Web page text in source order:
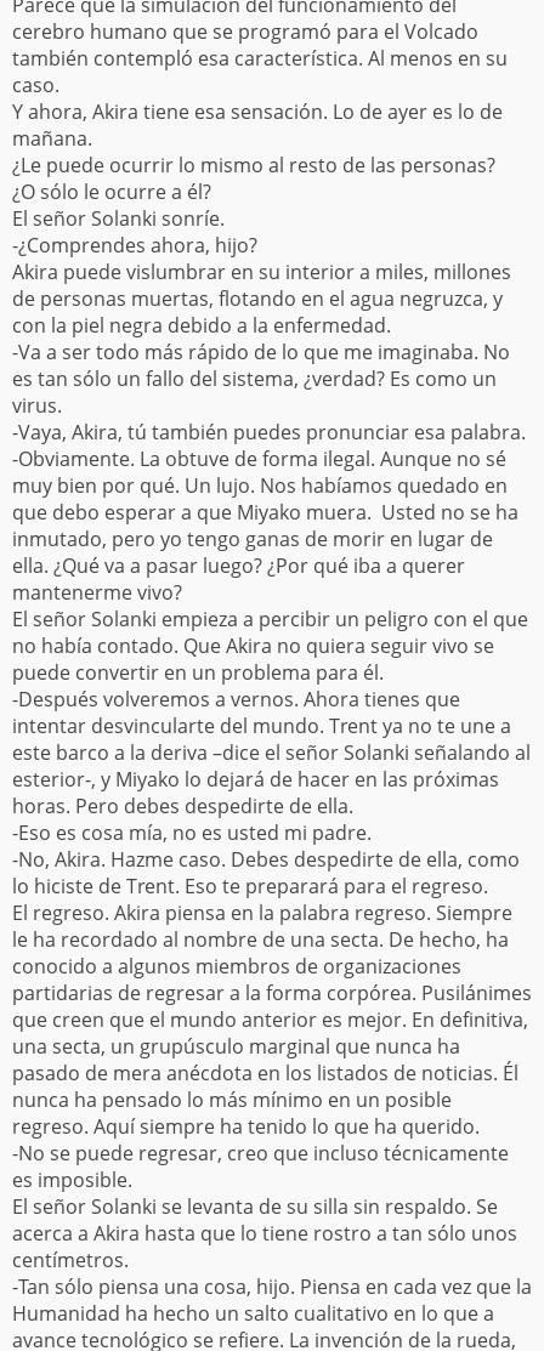
cerebro humano que se programó para el Volcado
también contempló esa característica. Al menos en su
caso.
Y ahora, Akira tiene esa sensación. Lo de ayer es lo de
mañana.
¿Le puede ocurrir lo mismo al resto de las personas?
¿O sólo le ocurre a él?
El señor Solanki sonríe.
-¿Comprendes ahora, hijo?
Akira puede vislumbrar en su interior a miles, millones
de personas muertas, flotando en el agua negruzca, y
con la piel negra debido a la enfermedad.
-Va a ser todo más rápido de lo que me imaginaba. No
es tan sólo un fallo del sistema, ¿verdad? Es como un
virus.
-Vaya, Akira, tú también puedes pronunciar esa palabra.
-Obviamente. La obtuve de forma ilegal. Aunque no sé
muy bien por qué. Un lujo. Nos habíamos quedado en
que debo esperar a que Miyako muera. Usted no se ha
inmutado, pero yo tengo ganas de morir en lugar de
ella. ¿Qué va a pasar luego? ¿Por qué iba a querer
mantenerme vivo?
El señor Solanki empieza a percibir un peligro con el que
no había contado. Que Akira no quiera seguir vivo se
puede convertir en un problema para él.
-Después volveremos a vernos. Ahora tienes que
intentar desvincularte del mundo. Trent ya no te une a
este barco a la deriva –dice el señor Solanki señalando al
esterior-, y Miyako lo dejará de hacer en las próximas
horas. Pero debes despedirte de ella.
-Eso es cosa mía, no es usted mi padre.
-No, Akira. Hazme caso. Debes despedirte de ella, como
lo hiciste de Trent. Eso te preparará para el regreso.
El regreso. Akira piensa en la palabra regreso. Siempre
le ha recordado al nombre de una secta. De hecho, ha
conocido a algunos miembros de organizaciones
partidarias de regresar a la forma corpórea. Pusilánimes
que creen que el mundo anterior es mejor. En definitiva,
una secta, un grupúsculo marginal que nunca ha
pasado de mera anécdota en los listados de noticias. Él
nunca ha pensado lo más mínimo en un posible
regreso. Aquí siempre ha tenido lo que ha querido.
-No se puede regresar, creo que incluso técnicamente
es imposible.
El señor Solanki se levanta de su silla sin respaldo. Se
acerca a Akira hasta que lo tiene rostro a tan sólo unos
centímetros.
-Tan sólo piensa una cosa, hijo. Piensa en cada vez que la
Humanidad ha hecho un salto cualitativo en lo que a
avance tecnológico se refiere. La invención de la rueda,